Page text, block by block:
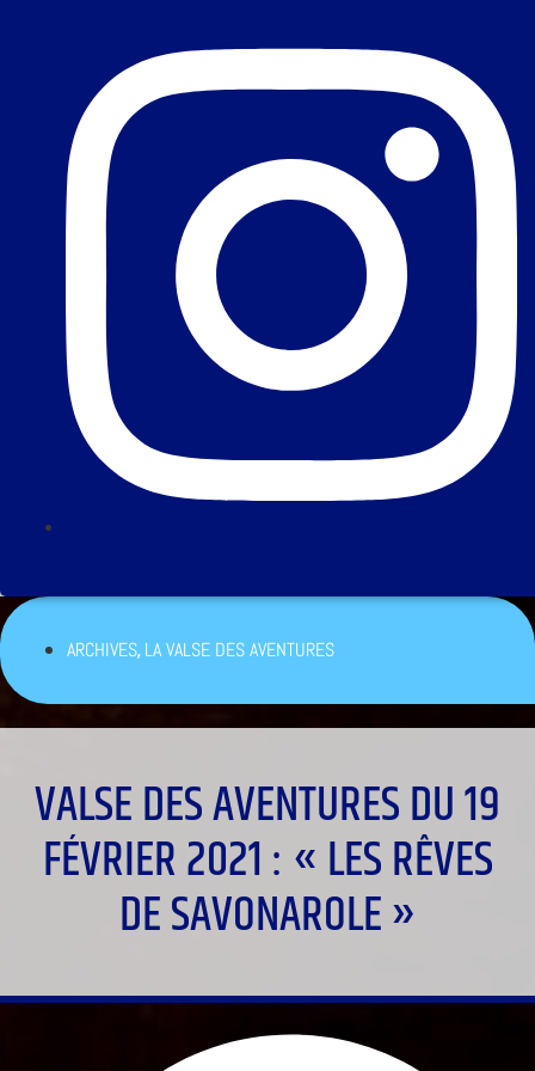
ARCHIVES,LA VALSE DES AVENTURES
VALSE DES AVENTURES DU 19
FÉVRIER 2021 : « LES RÊVES
DE SAVONAROLE »